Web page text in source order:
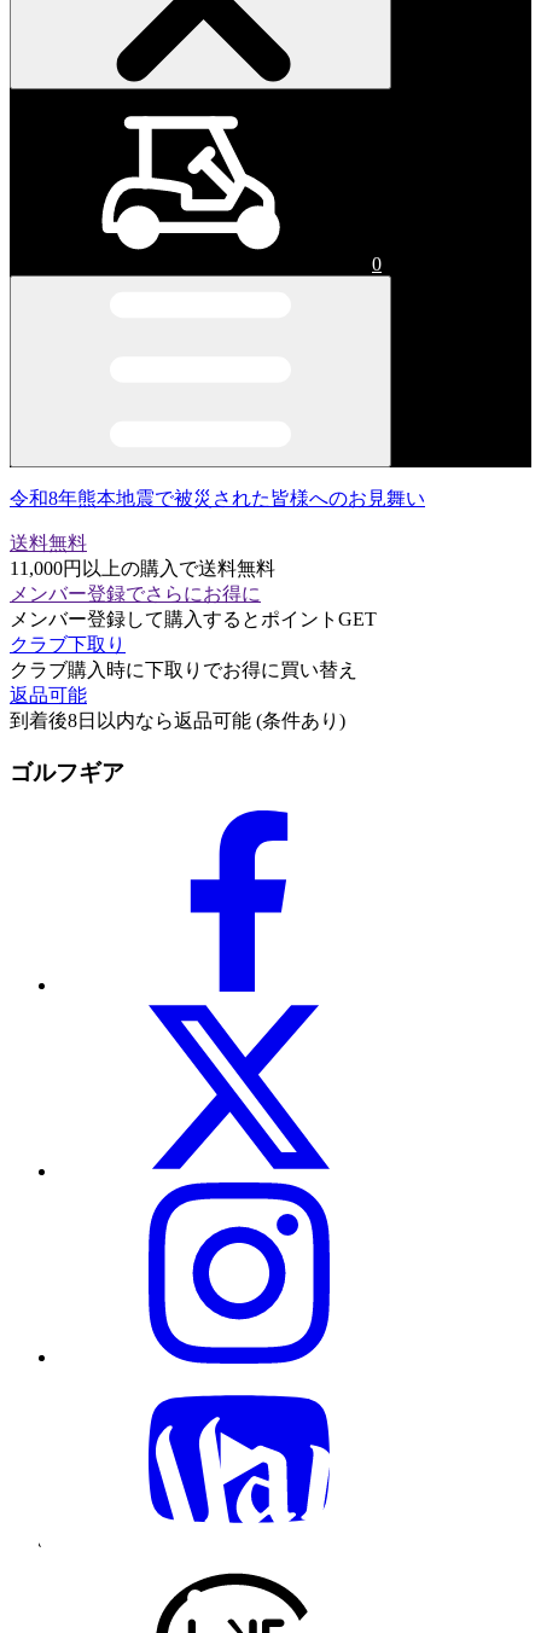
0
令和8年熊本地震で被災された皆様へのお見舞い
送料無料
11,000円以上の購入で送料無料
メンバー登録でさらにお得に
メンバー登録して購入するとポイントGET
クラブ下取り
クラブ購入時に下取りでお得に買い替え
返品可能
到着後8日以内なら返品可能 (条件あり)
ゴルフギア